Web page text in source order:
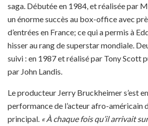
saga. Débutée en 1984, et réalisée par
un énorme succès au box-office avec
d’entrées en France; ce qui a permis à
hisser au rang de superstar mondiale.
suivi : en 1987 et réalisé par Tony Scott
par John Landis.
Le producteur Jerry Bruckheimer s’est
performance de l’acteur afro-américain
principal. « À chaque fois qu’il arrivait